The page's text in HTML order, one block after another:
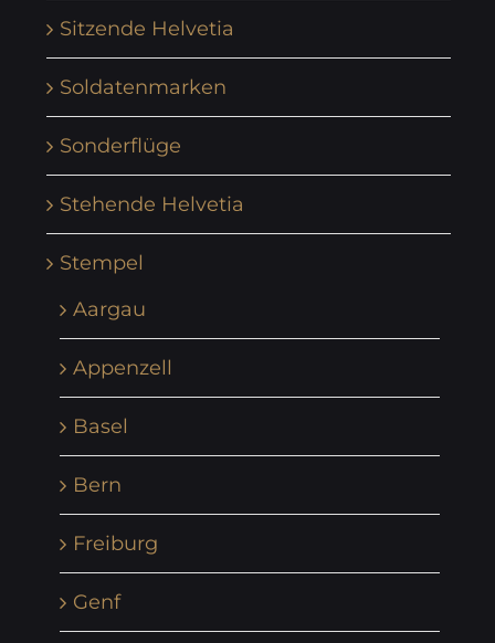
Sitzende Helvetia
Soldatenmarken
Sonderflüge
Stehende Helvetia
Stempel
Aargau
Appenzell
Basel
Bern
Freiburg
Genf